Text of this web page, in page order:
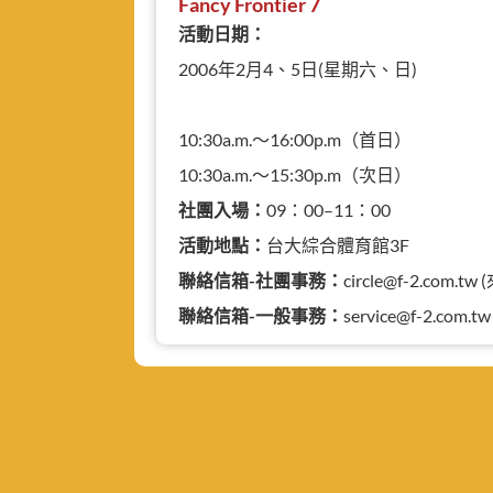
活動日期：
2006年2月4、5日(星期六、日)
10:30a.m.～16:00p.m（首日）
10:30a.m.～15:30p.m（次日）
社團入場： 09：00–11：00
活動地點： 台大綜合體育館3F
聯絡信箱-社團事務： circle@f-2.com.tw
聯絡信箱-一般事務： service@f-2.com.tw